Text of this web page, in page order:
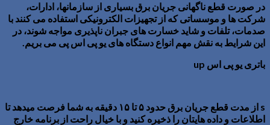
در صورت قطع ناگهانی جریان برق بسیاری از سازمانها، ادارات،
شرکت ها و موسساتی که از تجهیزات الکترونیکی استفاده می کنند با
صدمات، تلفات و شاید خسارت های جبران ناپذیری مواجه شوند، در
این شرایط به نقش مهم انواع دستگاه های یو پی اس پی می بریم.
باتری یو پی اس up
s
از مدت قطع جریان برق حدود ۵ تا ۱۵ دقیقه به شما فرصت میدهد تا
اطلاعات و داده هایتان را ذخیره کنید و با خیال راحت از برنامه خارج